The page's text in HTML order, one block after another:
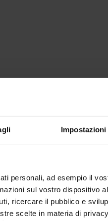
personali, ad esempio il
sul vostro dispositivo
ricercare il pubblico e
scelte in materia di